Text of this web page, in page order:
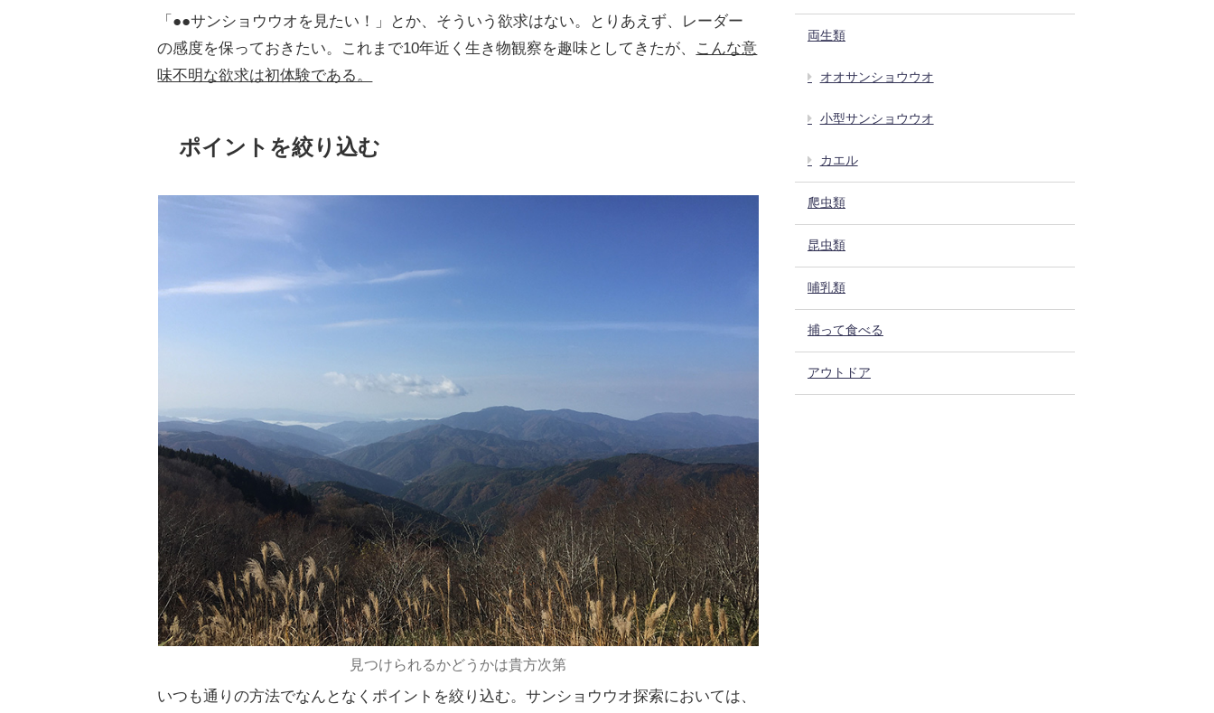
「●●サンショウウオを見たい！」とか、そういう欲求はない。とりあえず、レーダー
の感度を保っておきたい。これまで10年近く生き物観察を趣味としてきたが、
こんな意
味不明な欲求は初体験である。
ポイントを絞り込む
見つけられるかどうかは貴方次第
いつも通りの方法でなんとなくポイントを絞り込む。サンショウウオ探索においては、
両生類
オオサンショウウオ
小型サンショウウオ
カエル
爬虫類
昆虫類
哺乳類
捕って食べる
アウトドア